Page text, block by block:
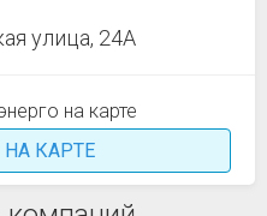
улица, 24А
КАРТЕ